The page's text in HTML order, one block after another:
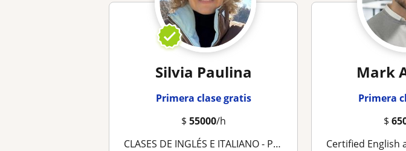
Silvia Paulina
Primera clase gratis
$ 55000/h
CLASES DE INGLÉS E ITALIANO - PARTICULARES Y EN GRUPOS - PRESENCIAL Y VIRTUAL - JÓVENES Y ADULTOS
Mark
Primera
$
Certified English and